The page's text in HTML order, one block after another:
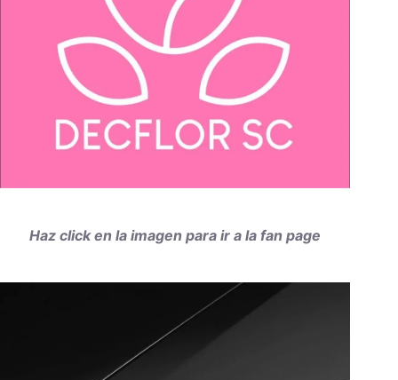
Haz click en la imagen para ir a la fan page